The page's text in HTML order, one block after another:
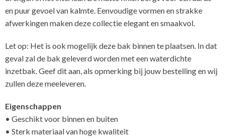
en puur gevoel van kalmte. Eenvoudige vormen en strakke
afwerkingen maken deze collectie elegant en smaakvol.
Let op: Het is ook mogelijk deze bak binnen te plaatsen. In dat
geval zal de bak geleverd worden met een waterdichte
inzetbak. Geef dit aan, als opmerking bij jouw bestelling en wij
zullen deze meeleveren.
Eigenschappen
• Geschikt voor binnen en buiten
• Sterk materiaal van hoge kwaliteit